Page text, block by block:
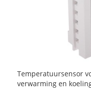
Temperatuursensor
verwarming en